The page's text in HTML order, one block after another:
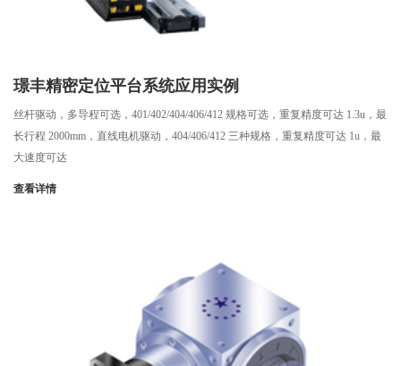
璟丰精密定位平台系统应用实例
丝杆驱动，多导程可选，401/402/404/406/412 规格可选，重复精度可达 1.3u，最
长行程 2000mm，直线电机驱动，404/406/412 三种规格，重复精度可达 1u，最
大速度可达
查看详情